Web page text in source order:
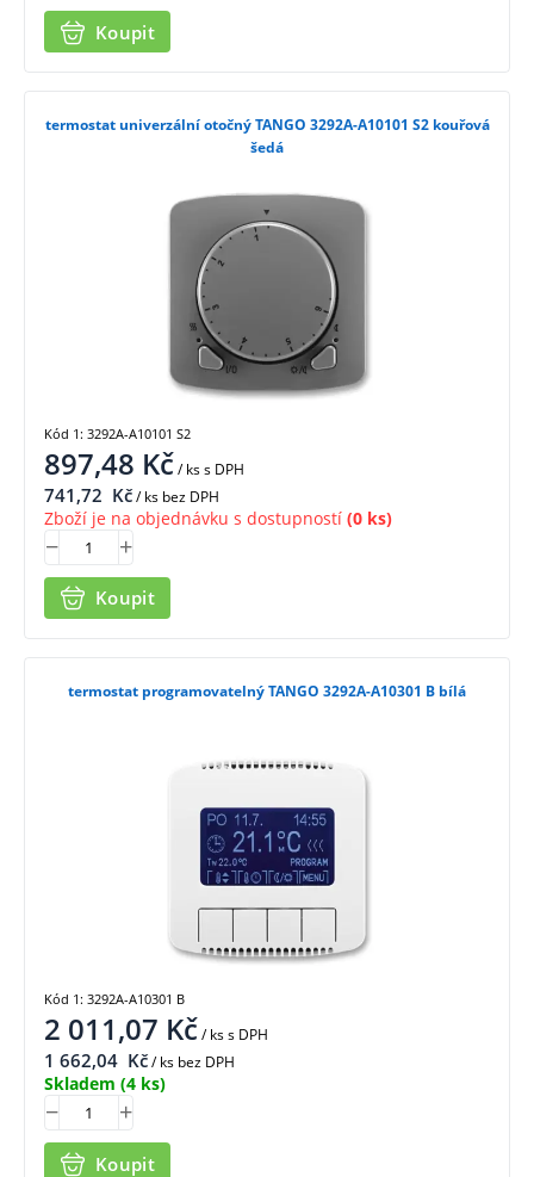
Koupit
termostat univerzální otočný TANGO 3292A-A10101 S2 kouřová
šedá
897,48 Kč/ kss DPH
741,72 Kč/ ks bez DPH
Zboží je na objednávku s dostupností (0 ks)
Koupit
Kód 1: 3292A-A10101 S2
termostat programovatelný TANGO 3292A-A10301 B bílá
2 011,07 Kč/ kss DPH
1 662,04 Kč/ ks bez DPH
Skladem (4 ks)
Koupit
Kód 1: 3292A-A10301 B